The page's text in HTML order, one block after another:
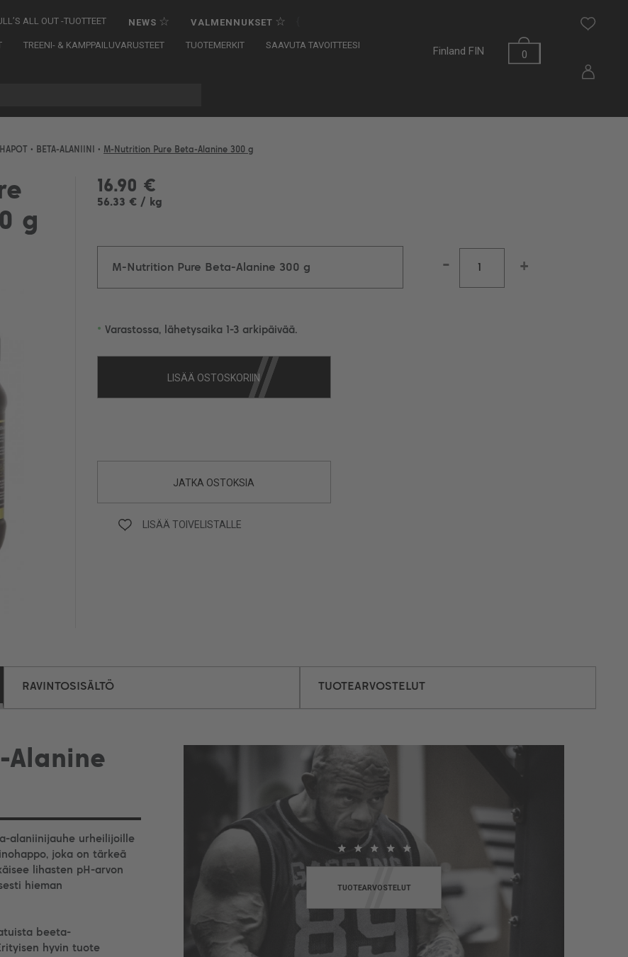
ALL OUT -TUOTTEET NEWS ☆ VALMENNUKSET ☆
TREENI- & KAMPPAILUVARUSTEET TUOTEMERKIT
SAAVUTA TAVOITTEESI
0
Finland FIN
• BETA-ALANIINI • M-Nutrition Pure Beta-Alanine 300 g
g
- +
M-Nutrition Pure Beta-Alanine 300 g
16.90 €
56.33 € / kg
LISÄÄ OSTOSKORIIN
• Varastossa, lähetysaika 1-3 arkipäivää.
JATKA OSTOKSIA
LISÄÄ TOIVELISTALLE
RAVINTOSISÄLTÖ TUOTEARVOSTELUT
Alanine
alaniinijauhe urheilijoille
joka on tärkeä
lihasten pH-arvon
hieman
beeta-
hyvin tuote
TUOTEARVOSTELUT